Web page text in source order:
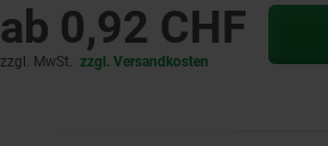
ab 0,92 CHF
zzgl. MwSt. zzgl. Versandkosten